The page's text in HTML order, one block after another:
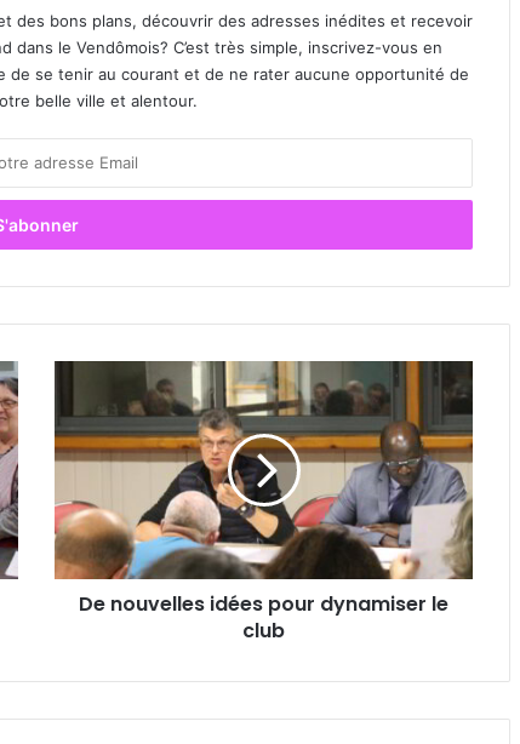
des bons plans, découvrir des adresses inédites et recevoir
le Vendômois? C’est très simple, inscrivez-vous en
de se tenir au courant et de ne rater aucune opportunité de
belle ville et alentour.
n
o
v
e
l
d
De nouvelles idées pour dynamiser le
club